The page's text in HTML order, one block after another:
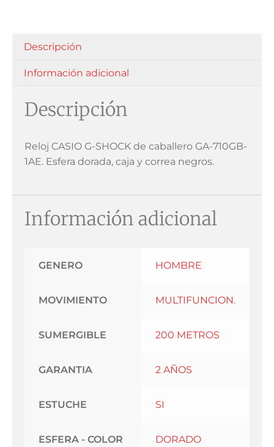
Descripción
Información adicional
Descripción
Reloj CASIO G-SHOCK de caballero GA-710GB-
1AE. Esfera dorada, caja y correa negros.
Información adicional
GENERO HOMBRE
MOVIMIENTO MULTIFUNCION.
SUMERGIBLE 200 METROS
GARANTIA 2 AÑOS
ESTUCHE SI
ESFERA - COLOR DORADO